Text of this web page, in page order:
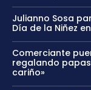
Julianno Sosa
Día de la Niñez
Comerciante
regalando
cariño»